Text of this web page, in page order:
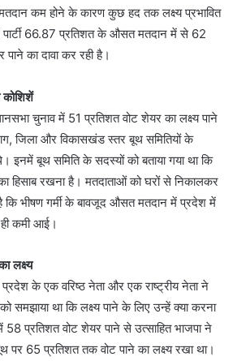
कम होने के कारण कुछ हद तक लक्ष्य प्रभावित
66.87 प्रतिशत के औसत मतदान में से 62
का दावा कर रही है।
कोशिशें
चुनाव में 51 प्रतिशत वोट शेयर का लक्ष्य पाने
जिला और विकासखंड स्तर बूथ समितियों के
बूथ समिति के सदस्यों को बताया गया था कि
हिसाब रखना है। मतदाताओं को घरों से निकालकर
कि भीषण गर्मी के बावजूद औसत मतदान में प्रदेश में
कमी आई।
लक्ष्य
के एक वरिष्ठ नेता और एक राष्ट्रीय नेता ने
समझाया था कि लक्ष्य पाने के लिए उन्हें क्या करना
प्रतिशत वोट शेयर पाने से उत्साहित भाजपा ने
65 प्रतिशत तक वोट पाने का लक्ष्य रखा था।